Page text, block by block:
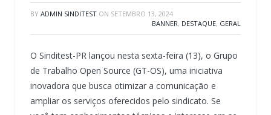
BY ADMIN SINDITEST ON SETEMBRO 13, 2024
BANNER, DESTAQUE, GERAL
O Sinditest-PR lançou nesta sexta-feira (13), o Grupo
de Trabalho Open Source (GT-OS), uma iniciativa
inovadora que busca otimizar a comunicação e
ampliar os serviços oferecidos pelo sindicato. Se